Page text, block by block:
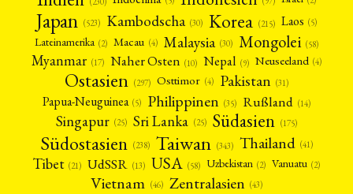
Japan (523) Kambodscha (30) Korea (215) Laos (5)
Lateinamerika (2) Macau (4) Malaysia (30) Mongolei (58)
Myanmar (17) Naher Osten (10) Nepal (9) Neuseeland (4)
Ostasien (297) Osttimor (4) Pakistan (31)
Papua-Neuguinea (5) Philippinen (35) Rußland (14)
Singapur (25) Sri Lanka (25) Südasien (175)
Südostasien (238) Taiwan (343) Thailand (41)
Tibet (21) UdSSR (13) USA (58) Uzbekistan (2) Vanuatu (2)
Vietnam (46) Zentralasien (43)